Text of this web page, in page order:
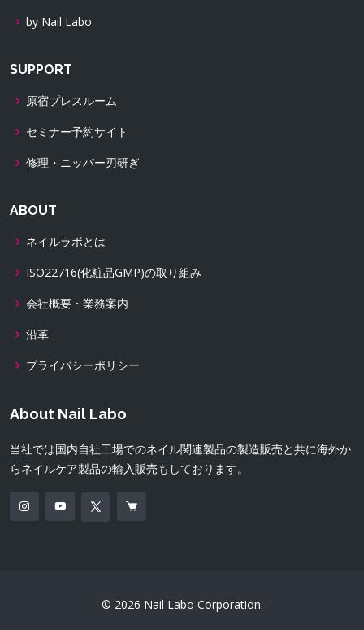
by Nail Labo
SUPPORT
原宿プレスルーム
セミナー予約サイト
修理・ニッパー刃研ぎ
ABOUT
ネイルラボとは
ISO22716(化粧品GMP)の取り組み
会社概要・業務案内
沿革
プライバシーポリシー
About Nail Labo
当社では国内自社工場でのネイル関連製品の製造販売と共に海外か
らネイルケア製品の輸入販売もしております。
© 2026 Nail Labo Corporation.